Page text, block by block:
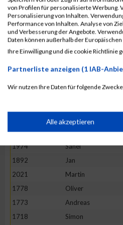
2078
Christian
1906
Dominik
1728
Marcel
1810
Christoph
1729
Jan
Markus
1991
Martin
1974
Sanel
1892
Jan
2021
Martin
1778
Oliver
1773
Andreas
1718
Simon
von Profilen für personalisierte Werbung.
Personalisierung von Inhalten.
Performance von Inhalten. Analyse von
und Verbesserung der Angebote.
Daten können außerhalb der
Ihre Einwilligung und die cookie Richtlinie
Partnerliste anzeigen (1 IAB-
Wir nutzen Ihre Daten für folgende
Speichern von oder Zugriff auf
Verwendung reduzierter Daten
Verwendung von Profilen zur
Alle akzeptieren